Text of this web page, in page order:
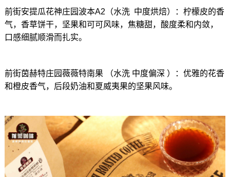
前街安提瓜花神庄园波本A2（水洗 中度烘焙）：柠檬皮的香
气，香草饼干，坚果和可可风味，焦糖甜，酸度柔和内敛，
口感细腻顺滑而扎实。
前街茵赫特庄园薇薇特南果 （水洗 中度偏深 ）：优雅的花香
和橙皮香气，后段奶油和夏威夷果的坚果风味。